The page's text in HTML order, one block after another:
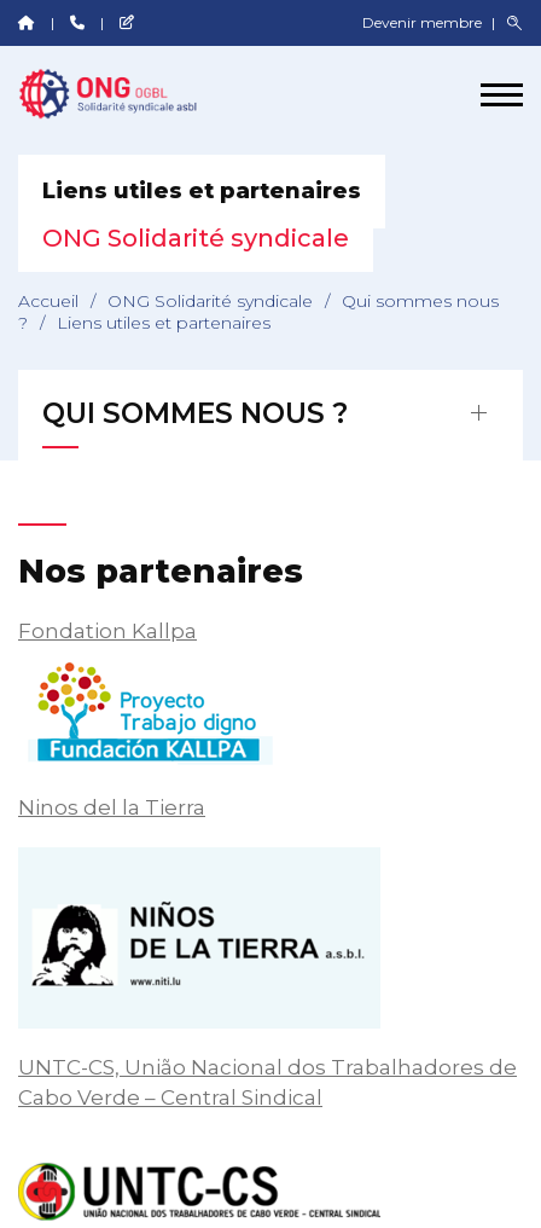
Devenir membre
Liens utiles et partenaires
ONG Solidarité syndicale
Accueil / ONG Solidarité syndicale /
Qui sommes nous
?
/ Liens utiles et partenaires
QUI SOMMES NOUS ?
Nos partenaires
Fondation Kallpa
Ninos del la Tierra
UNTC-CS, União Nacional dos Trabalhadores de
Cabo Verde – Central Sindical